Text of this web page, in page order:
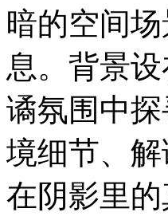
暗的空间
息。背景
谲氛围中
境细节、
在阴影里